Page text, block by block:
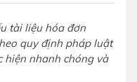
tài liệu hóa đơn
quy định pháp luật
hiện nhanh chóng và